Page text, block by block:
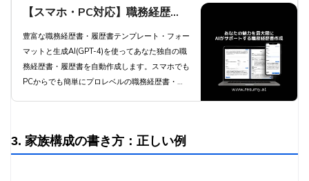
り深い自己理解が得られます。今すぐ診断にチャ
レンジし、あなたの可能性を最大限に引き出しま
しょう。
【スマホ・PC対応】職務経歴
書・履歴書を生成AIが自動作成 -
職種別職務経歴書テンプレートと
豊富な自己PR例文と職務要約例
文で簡単作成 | 職務経歴書・履歴
豊富な職務経歴書・履歴書テンプレート・フォー
マットと生成AI(GPT-4)を使ってあなた独自の職
務経歴書・履歴書を自動作成します。スマホでも
PCからでも簡単にプロレベルの職務経歴書・履
3. 家族構成の書き方：正しい例